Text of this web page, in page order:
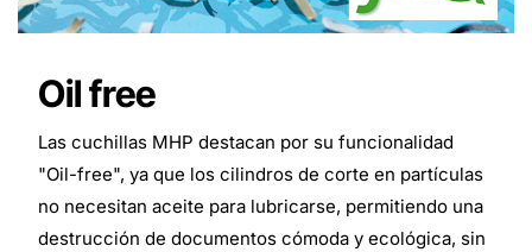
Oil free
Las cuchillas MHP destacan por su funcionalidad
"Oil-free", ya que los cilindros de corte en partículas
no necesitan aceite para lubricarse, permitiendo una
destrucción de documentos cómoda y ecológica, sin